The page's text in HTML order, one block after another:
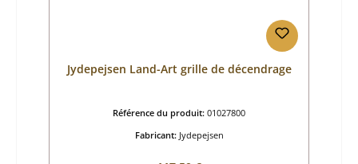
Jydepejsen Land-Art grille de décendrage
Référence du produit: 01027800
Fabricant: Jydepejsen